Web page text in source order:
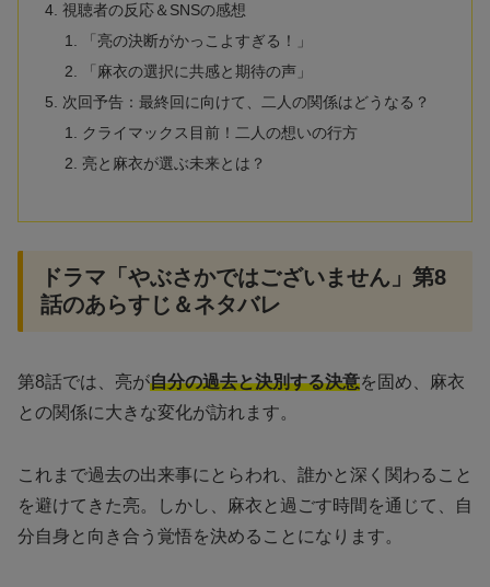
視聴者の反応＆SNSの感想
「亮の決断がかっこよすぎる！」
「麻衣の選択に共感と期待の声」
次回予告：最終回に向けて、二人の関係はどうなる？
クライマックス目前！二人の想いの行方
亮と麻衣が選ぶ未来とは？
ドラマ「やぶさかではございません」第8
話のあらすじ＆ネタバレ
第8話では、亮が自分の過去と決別する決意を固め、麻衣
との関係に大きな変化が訪れます。
これまで過去の出来事にとらわれ、誰かと深く関わること
を避けてきた亮。しかし、麻衣と過ごす時間を通じて、自
分自身と向き合う覚悟を決めることになります。